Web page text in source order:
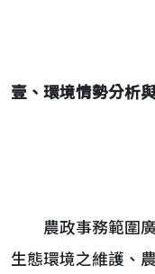
壹、環境情勢分析
農政事務範圍廣
生態環境之維護、